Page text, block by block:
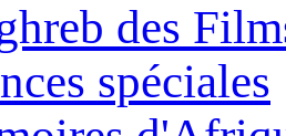
des
spéciales